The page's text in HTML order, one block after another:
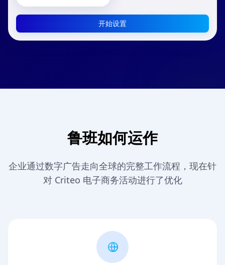
开始设置
鲁班如何运作
企业通过数字广告走向全球的完整工作流程，现在针
对 Criteo 电子商务活动进行了优化